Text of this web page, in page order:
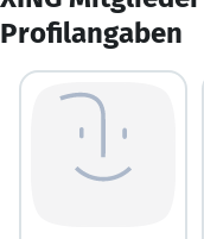
Profilangaben